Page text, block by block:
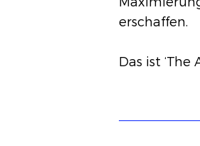
erschaffen.
Das ist ‘The